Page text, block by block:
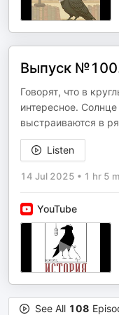
Выпуск
Говорят, что в
интересное.
выстраиваются в
Listen
14 Jul 2025 • 1 hr 5
YouTube
See All 108